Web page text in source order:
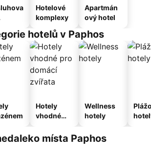
Hotelové
komplexy
Apartmán
ový hotel
hotelů v Paphos
Hotely
vhodné
domácí
zvířata
Wellness
hotely
místa Paphos